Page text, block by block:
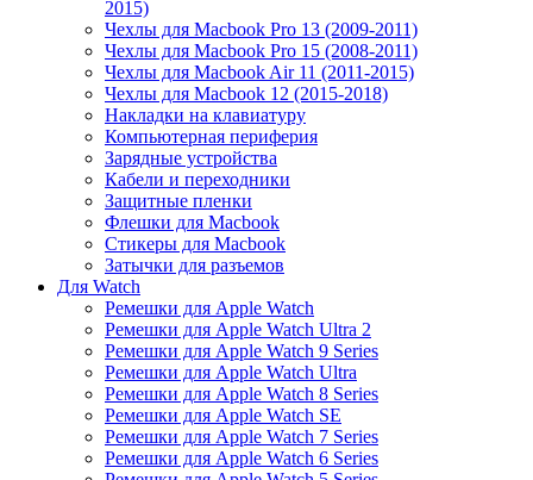
2015)
Чехлы для Macbook Pro 13 (2009-2011)
Чехлы для Macbook Pro 15 (2008-2011)
Чехлы для Macbook Air 11 (2011-2015)
Чехлы для Macbook 12 (2015-2018)
Накладки на клавиатуру
Компьютерная периферия
Зарядные устройства
Кабели и переходники
Защитные пленки
Флешки для Macbook
Стикеры для Macbook
Затычки для разъемов
Для Watch
Ремешки для Apple Watch
Ремешки для Apple Watch Ultra 2
Ремешки для Apple Watch 9 Series
Ремешки для Apple Watch Ultra
Ремешки для Apple Watch 8 Series
Ремешки для Apple Watch SE
Ремешки для Apple Watch 7 Series
Ремешки для Apple Watch 6 Series